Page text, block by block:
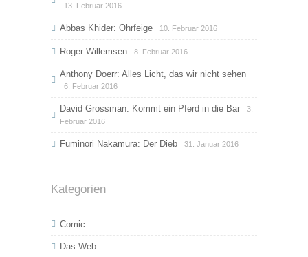
13. Februar 2016
Abbas Khider: Ohrfeige 10. Februar 2016
Roger Willemsen 8. Februar 2016
Anthony Doerr: Alles Licht, das wir nicht sehen
6. Februar 2016
David Grossman: Kommt ein Pferd in die Bar
3.
Februar 2016
Fuminori Nakamura: Der Dieb 31. Januar 2016
Kategorien
Comic
Das Web